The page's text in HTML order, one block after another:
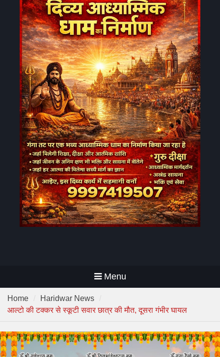
Menu
Home
Haridwar News
आल्टो की टक्कर से स्कूटी सवार छात्र की मौत, दूसरा गंभीर घायल